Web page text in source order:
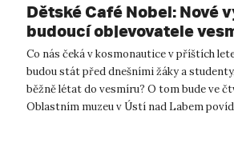
Dětské Café Nobel: Nové
budoucí objevovatele
Co nás čeká v kosmonautice v příštích
budou stát před dnešními žáky a
běžně létat do vesmíru? O tom bude ve
Oblastním muzeu v Ústí nad Labem